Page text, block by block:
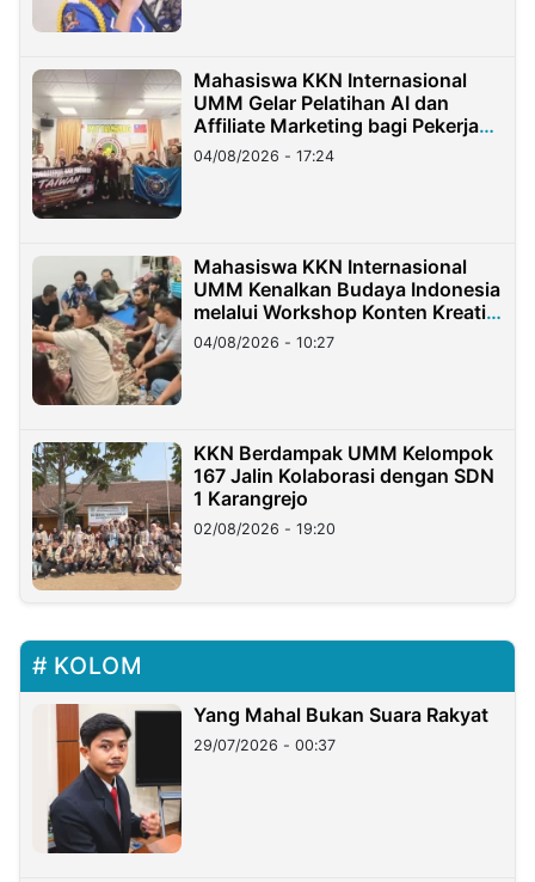
Mahasiswa KKN Internasional
UMM Gelar Pelatihan AI dan
Affiliate Marketing bagi Pekerja
Migran Indonesia di Taiwan
04/08/2026 - 17:24
Mahasiswa KKN Internasional
UMM Kenalkan Budaya Indonesia
melalui Workshop Konten Kreatif
di Taiwan
04/08/2026 - 10:27
KKN Berdampak UMM Kelompok
167 Jalin Kolaborasi dengan SDN
1 Karangrejo
02/08/2026 - 19:20
KOLOM
Yang Mahal Bukan Suara Rakyat
29/07/2026 - 00:37